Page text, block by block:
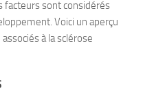
facteurs sont considérés
Voici un aperçu
à la sclérose